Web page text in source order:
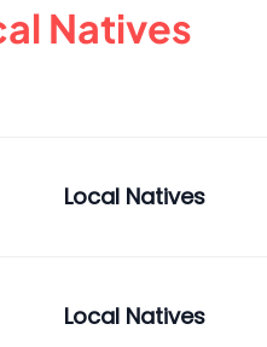
Natives
Local Natives
Local Natives